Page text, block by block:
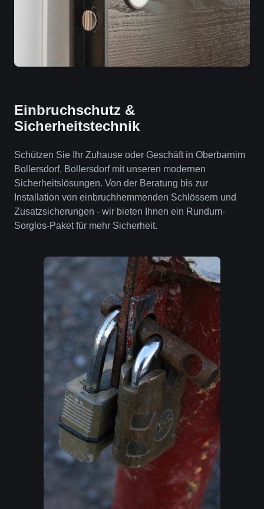
Einbruchschutz &
Sicherheitstechnik
Schützen Sie Ihr Zuhause oder Geschäft in Oberbarnim
Bollersdorf, Bollersdorf mit unseren modernen
Sicherheitslösungen. Von der Beratung bis zur
Installation von einbruchhemmenden Schlössern und
Zusatzsicherungen - wir bieten Ihnen ein Rundum-
Sorglos-Paket für mehr Sicherheit.